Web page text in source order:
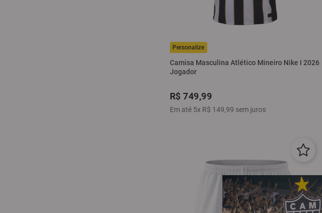
Camisa Masculina Atlético Mineiro Nike I 2026
Jogador
R$ 749,99
Em até 5x R$ 149,99 sem juros